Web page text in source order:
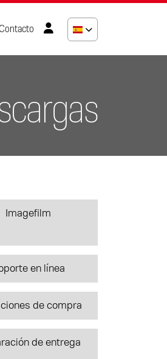
Contacto
Imagefilm
en línea
de compra
de entrega